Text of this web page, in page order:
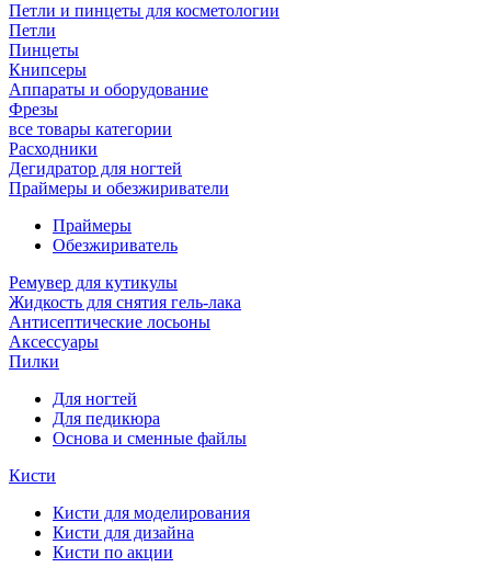
Петли и пинцеты для косметологии
Петли
Пинцеты
Книпсеры
Аппараты и оборудование
Фрезы
все товары категории
Расходники
Дегидратор для ногтей
Праймеры и обезжириватели
Праймеры
Обезжириватель
Ремувер для кутикулы
Жидкость для снятия гель-лака
Антисептические лосьоны
Аксессуары
Пилки
Для ногтей
Для педикюра
Основа и сменные файлы
Кисти
Кисти для моделирования
Кисти для дизайна
Кисти по акции